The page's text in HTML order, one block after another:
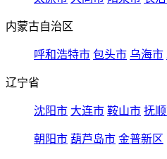
内蒙古自治区
呼和浩特市 包头市 乌海市
辽宁省
沈阳市 大连市 鞍山市 抚
朝阳市 葫芦岛市 金普新区